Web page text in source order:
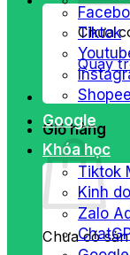
Chưa
Quay
Giỏ hàng
Chưa có
Tiktok
Shopee
Google
Khóa học
Tiktok
Kinh
Zalo